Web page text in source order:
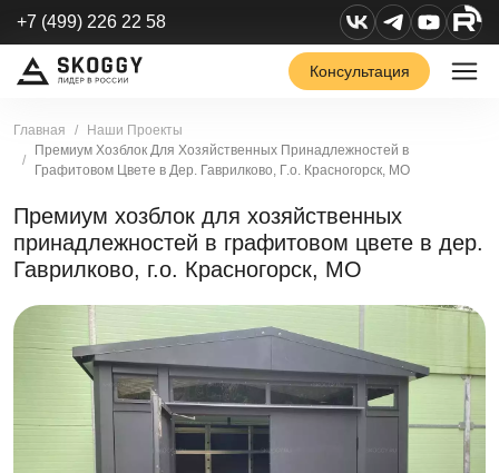
+7 (499) 226 22 58
Консультация
Главная
Наши Проекты
Премиум Хозблок Для Хозяйственных Принадлежностей в
Графитовом Цвете в Дер. Гаврилково, Г.о. Красногорск, МО
Премиум хозблок для хозяйственных
принадлежностей в графитовом цвете в дер.
Гаврилково, г.о. Красногорск, МО